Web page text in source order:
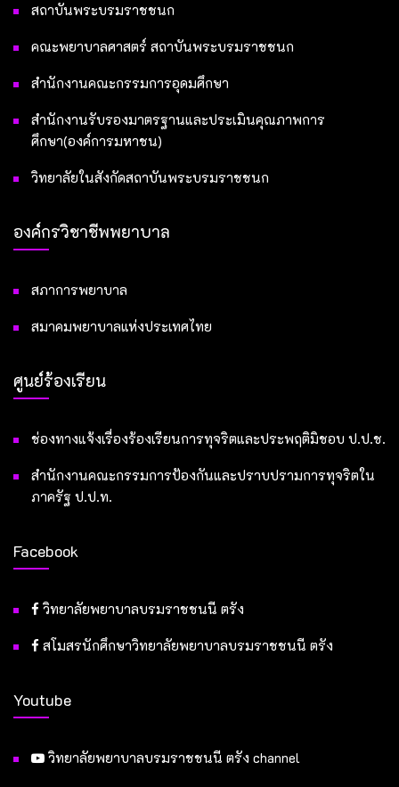
สถาบันพระบรมราชชนก
คณะพยาบาลศาสตร์ สถาบันพระบรมราชชนก
สำนักงานคณะกรรมการอุดมศึกษา
สำนักงานรับรองมาตรฐานและประเมินคุณภาพการ
ศึกษา(องค์การมหาชน)
วิทยาลัยในสังกัดสถาบันพระบรมราชชนก
องค์กรวิชาชีพพยาบาล
สภาการพยาบาล
สมาคมพยาบาลแห่งประเทศไทย
ศูนย์ร้องเรียน
ช่องทางแจ้งเรื่องร้องเรียนการทุจริตและประพฤติมิชอบ ป.ป.ช.
สำนักงานคณะกรรมการป้องกันและปราบปรามการทุจริตใน
ภาครัฐ ป.ป.ท.
Facebook
วิทยาลัยพยาบาลบรมราชชนนี ตรัง
สโมสรนักศึกษาวิทยาลัยพยาบาลบรมราชชนนี ตรัง
Youtube
วิทยาลัยพยาบาลบรมราชชนนี ตรัง channel